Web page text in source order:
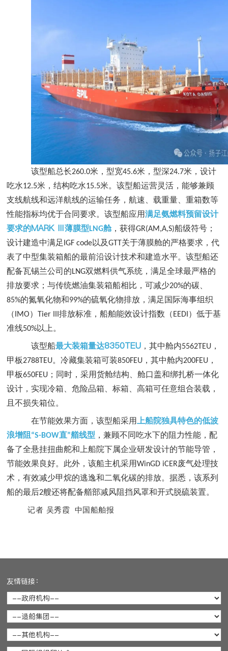
该型船总长260.0米，型宽45.6米，型深24.7米，设计
吃水12.5米，结构吃水15.5米。该型船运营灵活，能够兼顾
支线航线和远洋航线的运输任务，航速、载重量、重箱数等
性能指标均优于合同要求。该型船应用满足氨燃料预留设计
要求的MARK Ⅲ薄膜型LNG舱，获得GR(AM,A,S)船级符号；
设计建造中满足 IGF code以及GTT 关于薄膜舱的严格要求，代
表了中型集装箱船的最前沿设计技术和建造水平。该型船还
配备瓦锡兰公司的LNG双燃料供气系统，满足全球最严格的
排放要求；与传统燃油集装箱船相比，可减少20%的碳、
85%的氮氧化物和99%的硫氧化物排放，满足国际海事组织
（ IMO） Tier III排放标准，船舶能效设计指数（ EEDI ）低于基
准线50%以上。
该型船最大装箱量达8350TEU ，其中舱内5562TEU ，
甲板2788TEU。冷藏集装箱可装850FEU ，其中舱内200FEU ，
甲板650FEU ；同时，采用货舱结构、舱口盖和绑扎桥一体化
设计，实现冷箱、危险品箱、标箱、高箱可任意组合装载，
且不损失箱位。
在节能效果方面，该型船采用
上船院独具特色的低波
浪增阻 “S-BOW直”艏线型 ，兼顾不同吃水下的阻力性能，配
备了全悬挂扭曲舵和上船院下属企业研发设计的节能导管，
节能效果良好。此外，该船主机采用WinGD iCER废气处理技
术，有效减少甲烷的逃逸和二氧化碳的排放。据悉，该系列
船的最后2艘还将配备艏部减风阻挡风罩和开式脱硫装置。
记者 吴秀霞 中国船舶报
友情链接：